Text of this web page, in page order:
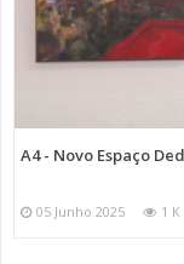
A4 - Novo Espaço
05 Junho 2025 1 K